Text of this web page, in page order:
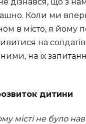
Коли ми
в місто, я йому
на
ними, на їх
дитини
місті не було